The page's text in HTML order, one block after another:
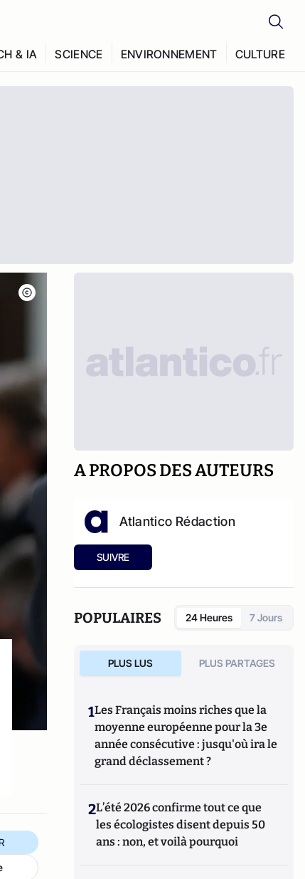
& IA SCIENCE ENVIRONNEMENT CULTURE
A PROPOS DES AUTEURS
Atlantico Rédaction
SUIVRE
POPULAIRES 24 Heures 7 Jours
PLUS LUS PLUS PARTAGES
1Les Français moins riches que la
moyenne européenne pour la 3e
année consécutive : jusqu'où ira le
grand déclassement ?
2L’été 2026 confirme tout ce que
les écologistes disent depuis 50
ans : non, et voilà pourquoi